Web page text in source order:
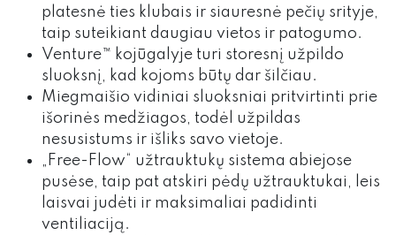
platesnė ties klubais ir siauresnė pečių srityje,
taip suteikiant daugiau vietos ir patogumo.
Venture™ kojūgalyje turi storesnį užpildo
sluoksnį, kad kojoms būtų dar šilčiau.
Miegmaišio vidiniai sluoksniai pritvirtinti prie
išorinės medžiagos, todėl užpildas
nesusistums ir išliks savo vietoje.
„Free-Flow“ užtrauktukų sistema abiejose
pusėse, taip pat atskiri pėdų užtrauktukai, leis
laisvai judėti ir maksimaliai padidinti
ventiliaciją.